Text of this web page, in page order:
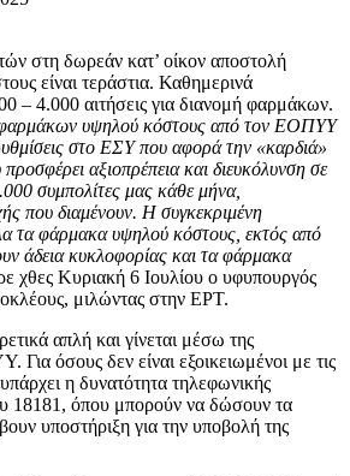
στη δωρεάν κατ’ οίκον αποστολή
είναι τεράστια. Καθημερινά
– 4.000 αιτήσεις για διανομή φαρμάκων.
φαρμάκων υψηλού κόστους από τον ΕΟΠΥΥ
στο ΕΣΥ που αφορά την «καρδιά»
αξιοπρέπεια και διευκόλυνση σε
συμπολίτες μας κάθε μήνα,
που διαμένουν. Η συγκεκριμένη
τα φάρμακα υψηλού κόστους, εκτός από
άδεια κυκλοφορίας και τα φάρμακα
χθες Κυριακή 6 Ιουλίου ο υφυπουργός
μιλώντας στην ΕΡΤ.
απλή και γίνεται μέσω της
όσους δεν είναι εξοικειωμένοι με τις
η δυνατότητα τηλεφωνικής
18181, όπου μπορούν να δώσουν τα
υποστήριξη για την υποβολή της